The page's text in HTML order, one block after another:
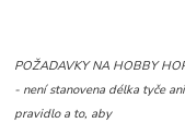
POŽADAVKY NA HOBBY
- není stanovena délka tyče
pravidlo a to, aby